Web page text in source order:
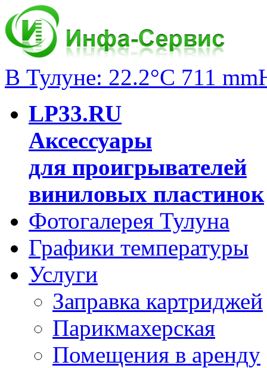
В Тулуне: 22.2°C 711
LP33.RU
Аксессуары
для проигрывателей
виниловых пластинок
Фотогалерея Тулуна
Графики температуры
Услуги
Заправка картриджей
Парикмахерская
Помещения в аренду